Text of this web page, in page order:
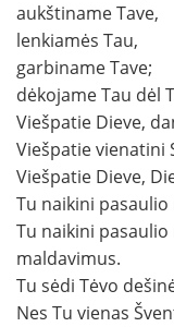
aukštiname Tave,
lenkiamės Tau,
garbiname Tave;
dėkojame Tau dėl
Viešpatie Dieve,
Viešpatie vienatini
Viešpatie Dieve,
Tu naikini
Tu naikini
maldavimus.
Tu sėdi Tėvo
Nes Tu vienas